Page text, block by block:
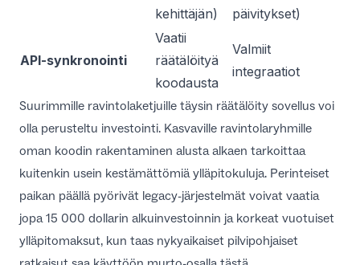
kehittäjän)
päivitykset)
API-synkronointi
Vaatii
räätälöityä
koodausta
Valmiit
integraatiot
Suurimmille ravintolaketjuille täysin räätälöity sovellus voi
olla perusteltu investointi. Kasvaville ravintolaryhmille
oman koodin rakentaminen alusta alkaen tarkoittaa
kuitenkin usein kestämättömiä ylläpitokuluja. Perinteiset
paikan päällä pyörivät legacy-järjestelmät voivat vaatia
jopa 15 000 dollarin alkuinvestoinnin ja korkeat vuotuiset
ylläpitomaksut, kun taas nykyaikaiset pilvipohjaiset